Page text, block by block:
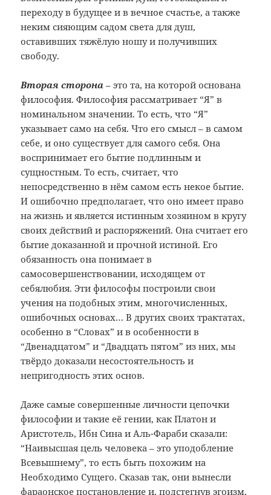
переходу в будущее и в вечное счастье, а также
неким сияющим садом света для душ,
оставивших тяжёлую ношу и получивших
свободу.
Вторая сторона – это та, на которой основана
философия. Философия рассматривает “Я” в
номинальном значении. То есть, что “Я”
указывает само на себя. Что его смысл – в самом
себе, и оно существует для самого себя. Она
воспринимает его бытие подлинным и
сущностным. То есть, считает, что
непосредственно в нём самом есть некое бытие.
И ошибочно предполагает, что оно имеет право
на жизнь и является истинным хозяином в кругу
своих действий и распоряжений. Она считает его
бытие доказанной и прочной истиной. Его
обязанность она понимает в
самосовершенствовании, исходящем от
себялюбия. Эти философы построили свои
учения на подобных этим, многочисленных,
ошибочных основах… В других своих трактатах,
особенно в “Словах” и в особенности в
“Двенадцатом” и “Двадцать пятом” из них, мы
твёрдо доказали несостоятельность и
непригодность этих основ.
Даже самые совершенные личности цепочки
философии и такие её гении, как Платон и
Аристотель, Ибн Сина и Аль-Фараби сказали:
“Наивысшая цель человека – это уподобление
Всевышнему”, то есть быть похожим на
Необходимо Сущего. Сказав так, они вынесли
фараонское постановление и, подстегнув эгоизм,